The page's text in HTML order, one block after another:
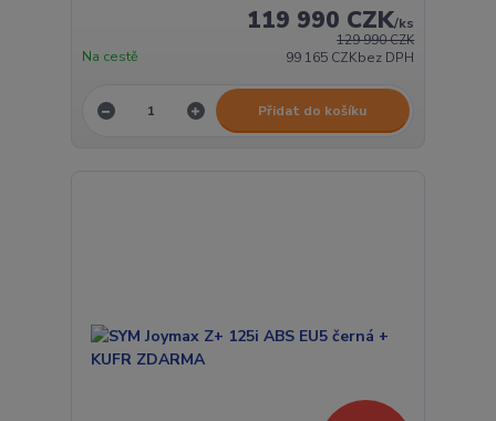
129 990 CZK
119 990 CZK/ks
99 165 CZKbez DPH
Na cestě
Přidat do košíku